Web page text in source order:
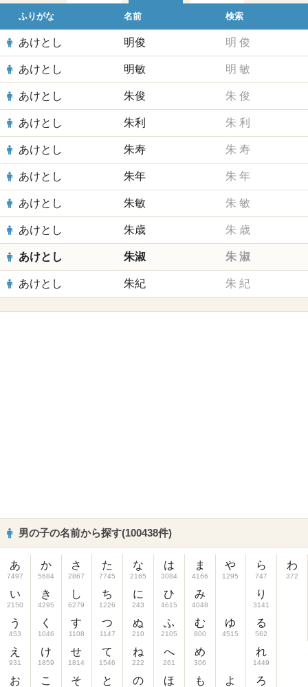
ふりがな 名前 検索
あけとし 明俊 明 俊
あけとし 明敏 明 敏
あけとし 朱俊 朱 俊
あけとし 朱利 朱 利
あけとし 朱寿 朱 寿
あけとし 朱年 朱 年
あけとし 朱敏 朱 敏
あけとし 朱歳 朱 歳
あけとし 朱淑 朱 淑
あけとし 朱紀 朱 紀
男の子の名前から探す(100438件)
あ
7497
い
2150
う
453
え
931
お
か
5684
き
4295
く
1046
け
1859
こ
さ
2867
し
6279
す
1108
せ
1814
そ
た
7745
ち
1226
つ
1147
て
1546
と
な
2165
に
243
ぬ
210
ね
222
の
は
3084
ひ
4615
ふ
2105
へ
261
ほ
ま
4166
み
4048
む
800
め
306
も
や
1295
ゆ
4515
よ
ら
747
り
3141
る
562
れ
1449
ろ
わ
372